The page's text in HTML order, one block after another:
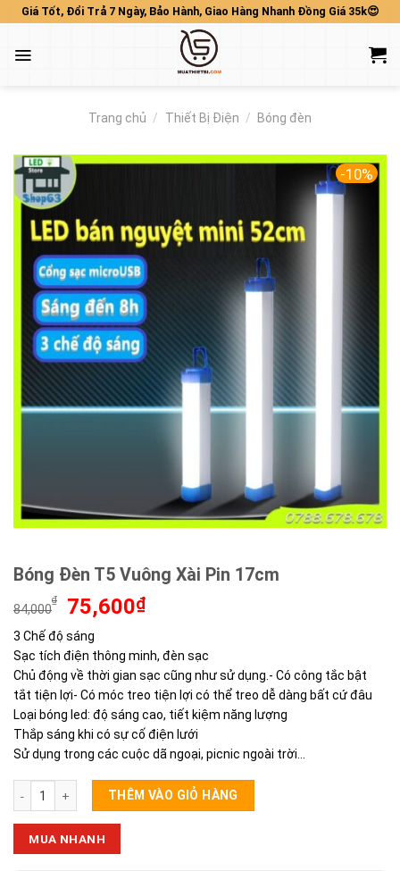
Skip
content
Giá Tốt, Đổi Trả 7 Ngày, Bảo Hành, Giao Hàng Nhanh Đồng Giá 35k😍
Trang chủ / Thiết Bị Điện / Bóng đèn
-10%
Bóng Đèn T5 Vuông Xài Pin 17cm
84,000
₫
Giá
gốc
là:
84,000₫.
75,600₫Giá
là:
75,600₫.
3 Chế độ sáng
Sạc tích điện thông minh, đèn sạc
Chủ động về thời gian sạc cũng như sử dụng.- Có công tắc bật
tắt tiện lợi- Có móc treo tiện lợi có thể treo dễ dàng bất cứ đâu
Loại bóng led: độ sáng cao, tiết kiệm năng lượng
Thắp sáng khi có sự cố điện lưới
Sử dụng trong các cuộc dã ngoại, picnic ngoài trời…
Bóng Đèn T5 Vuông Xài Pin 17cm số lượng
THÊM VÀO GIỎ HÀNG
MUA NHANH